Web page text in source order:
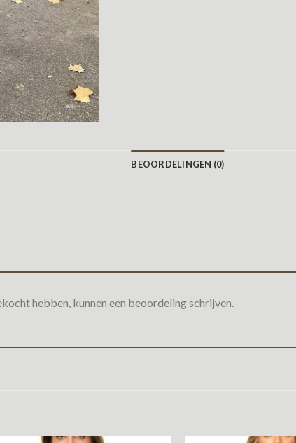
BEOORDELINGEN (0)
hebben, kunnen een beoordeling schrijven.